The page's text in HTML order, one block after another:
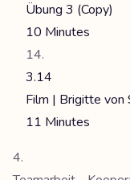
Übung 3 (Copy)
10 Minutes
3.14
Film | Brigitte von
11 Minutes